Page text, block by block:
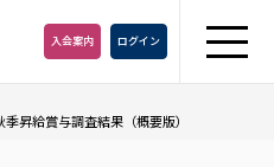
入会案内 ログイン
昇給賞与調査結果（概要版）